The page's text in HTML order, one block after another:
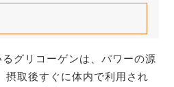
グリコーゲンは、パワーの源
摂取後すぐに体内で利用され